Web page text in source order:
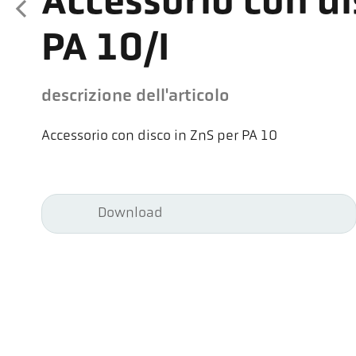
PA 10/I
descrizione dell'articolo
Accessorio con disco in ZnS per PA 10
Download